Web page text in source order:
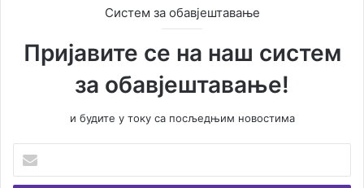
Систем за обавјештавање
Пријавите се на наш систем
за обавјештавање!
и будите у току са посљедњим новостима
Вашу
емаил